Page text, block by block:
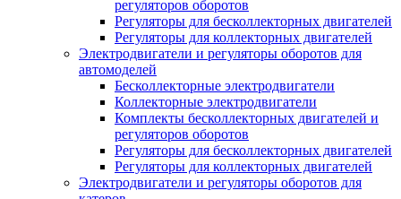
регуляторов оборотов
Регуляторы для бесколлекторных двигателей
Регуляторы для коллекторных двигателей
Электродвигатели и регуляторы оборотов для
автомоделей
Бесколлекторные электродвигатели
Коллекторные электродвигатели
Комплекты бесколлекторных двигателей и
регуляторов оборотов
Регуляторы для бесколлекторных двигателей
Регуляторы для коллекторных двигателей
Электродвигатели и регуляторы оборотов для